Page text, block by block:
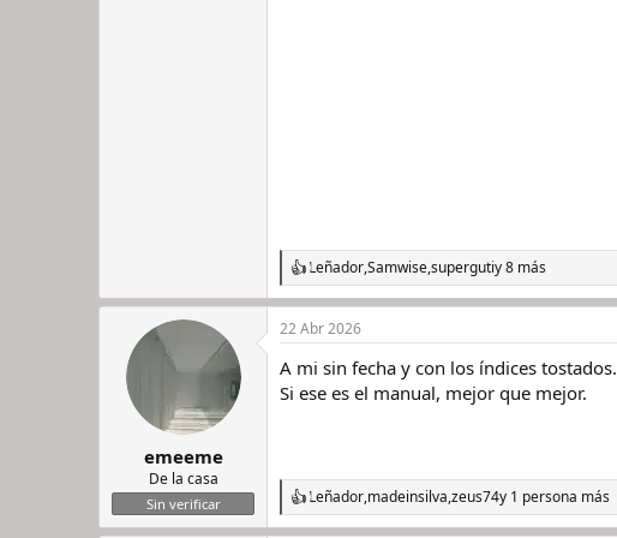
R
e
a
c
i
o
Leñador,Samwise,supergutiy 8 más
emeeme
De la casa
Sin verificar
22 Abr 2026
A mi sin fecha y con los índices tostados.
Si ese es el manual, mejor que mejor.
R
e
Leñador,madeinsilva,zeus74y 1 persona más